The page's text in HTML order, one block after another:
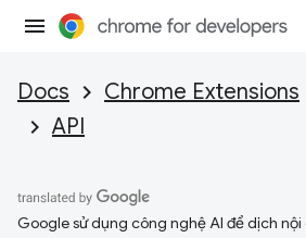
Docs Chrome Extensions
API
Google sử dụng công nghệ AI để dịch